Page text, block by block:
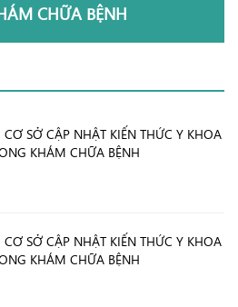
CHỮA BỆNH
SỞ CẬP NHẬT KIẾN THỨC Y KHOA
KHÁM CHỮA BỆNH
SỞ CẬP NHẬT KIẾN THỨC Y KHOA
KHÁM CHỮA BỆNH